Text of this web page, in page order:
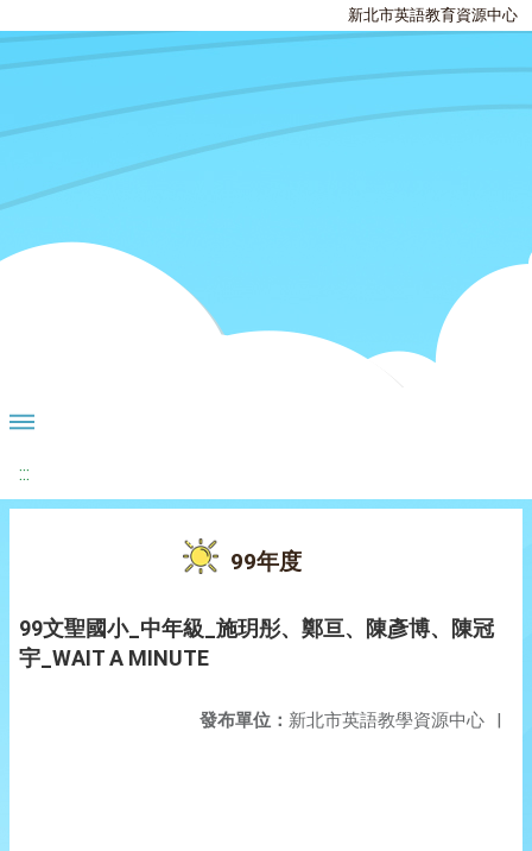
新北市英語教育資源中心
:::
99年度
99文聖國小_中年級_施玥彤、鄭亘、陳彥博、陳冠
宇_WAIT A MINUTE
發布單位： 新北市英語教學資源中心 |